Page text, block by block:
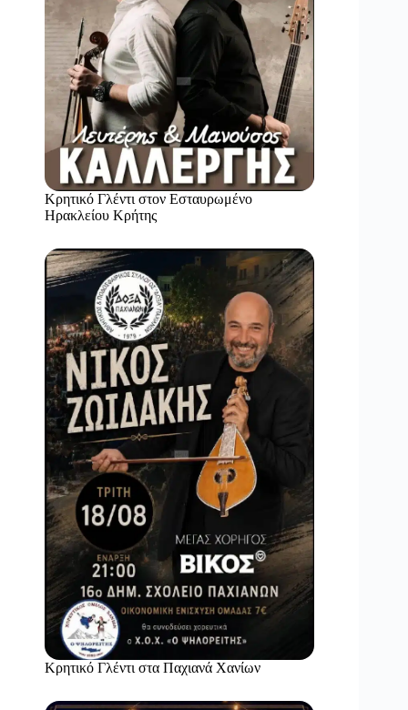
Κρητικό Γλέντι στον Εσταυρωμένο
Ηρακλείου Κρήτης
Κρητικό Γλέντι στα Παχιανά Χανίων